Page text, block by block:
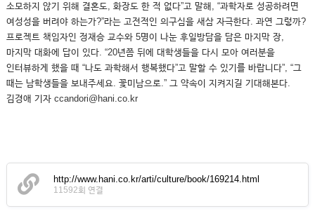
소모하지 않기 위해 결혼도, 화장도 한 적 없다”고 말해, “과학자로 성공하려면
여성성을 버려야 하는가?”라는 고전적인 의구심을 새삼 자극한다. 과연 그렇까?
프로젝트 책임자인 정재승 교수와 5명이 나눈 후일방담을 담은 마지막 장,
마지막 대화에 답이 있다. “20년쯤 뒤에 대학생들을 다시 모아 여러분을
인터뷰하게 했을 때 “나도 과학해서 행복했다”고 말할 수 있기를 바랍니다”, “그
때는 남학생들을 보내주세요. 꽃미남으로.” 그 약속이 지켜지길 기대해본다.
김경애 기자 ccandori@hani.co.kr
http://www.hani.co.kr/arti/culture/book/169214.html
11592회 연결